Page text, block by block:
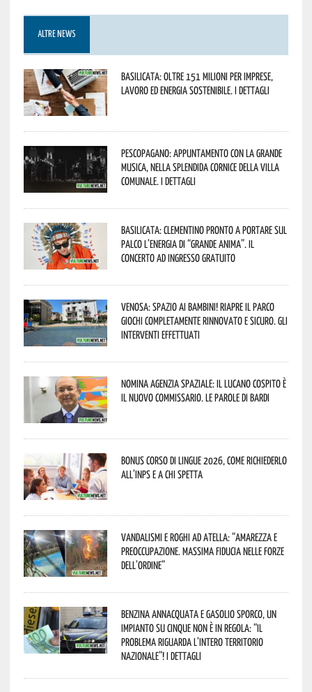
ALTRE NEWS
Basilicata: oltre 151 milioni per imprese,
lavoro ed energia sostenibile. I dettagli
Pescopagano: appuntamento con la grande
musica, nella splendida cornice della Villa
Comunale. I dettagli
Basilicata: Clementino pronto a portare sul
palco l’energia di “Grande Anima”. Il
concerto ad ingresso gratuito
Venosa: spazio ai bambini! Riapre il Parco
Giochi completamente rinnovato e sicuro. Gli
interventi effettuati
Nomina Agenzia Spaziale: il lucano Cospito è
il nuovo commissario. Le parole di Bardi
Bonus corso di lingue 2026, come richiederlo
all’INPS e a chi spetta
Vandalismi e roghi ad Atella: “Amarezza e
preoccupazione. Massima fiducia nelle Forze
dell’Ordine”
Benzina annacquata e gasolio sporco, un
impianto su cinque non è in regola: “il
problema riguarda l’intero territorio
Nazionale”! I dettagli